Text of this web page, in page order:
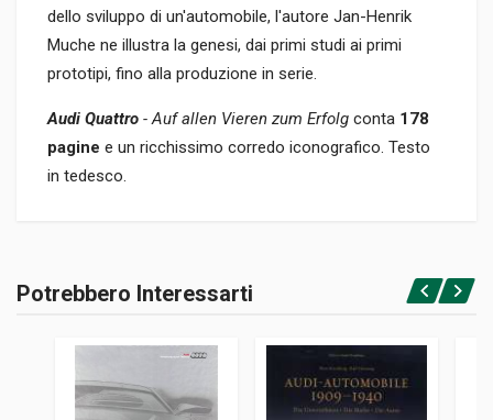
dello sviluppo di un'automobile, l'autore Jan-Henrik
Muche ne illustra la genesi, dai primi studi ai primi
prototipi, fino alla produzione in serie.
Audi Quattro - Auf allen Vieren zum Erfolg conta 178
pagine e un ricchissimo corredo iconografico. Testo
in tedesco.
Rilegato
ISBN / EAN
9783966645768
Accedi o registrati
Potrebbero Interessarti